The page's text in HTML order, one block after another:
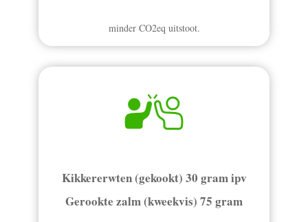
minder CO2eq uitstoot.
Kikkererwten (gekookt) 30 gram ipv
Gerookte zalm (kweekvis) 75 gram